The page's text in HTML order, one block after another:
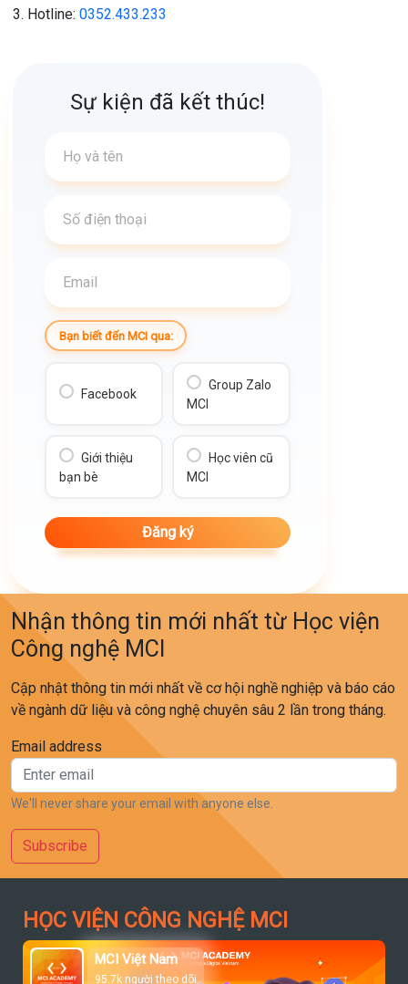
Hotline: 0352.433.233
Sự kiện đã kết thúc!
Bạn biết đến MCI qua:
Facebook
Group Zalo
MCI
Giới thiệu
bạn bè
Học viên cũ
MCI
Nhận thông tin mới nhất từ Học viện
Công nghệ MCI
Cập nhật thông tin mới nhất về cơ hội nghề nghiệp và báo cáo
về ngành dữ liệu và công nghệ chuyên sâu 2 lần trong tháng.
Email address
We'll never share your email with anyone else.
Subscribe
HỌC VIỆN CÔNG NGHỆ MCI
MCI Việt Nam
95.7k người theo dõi